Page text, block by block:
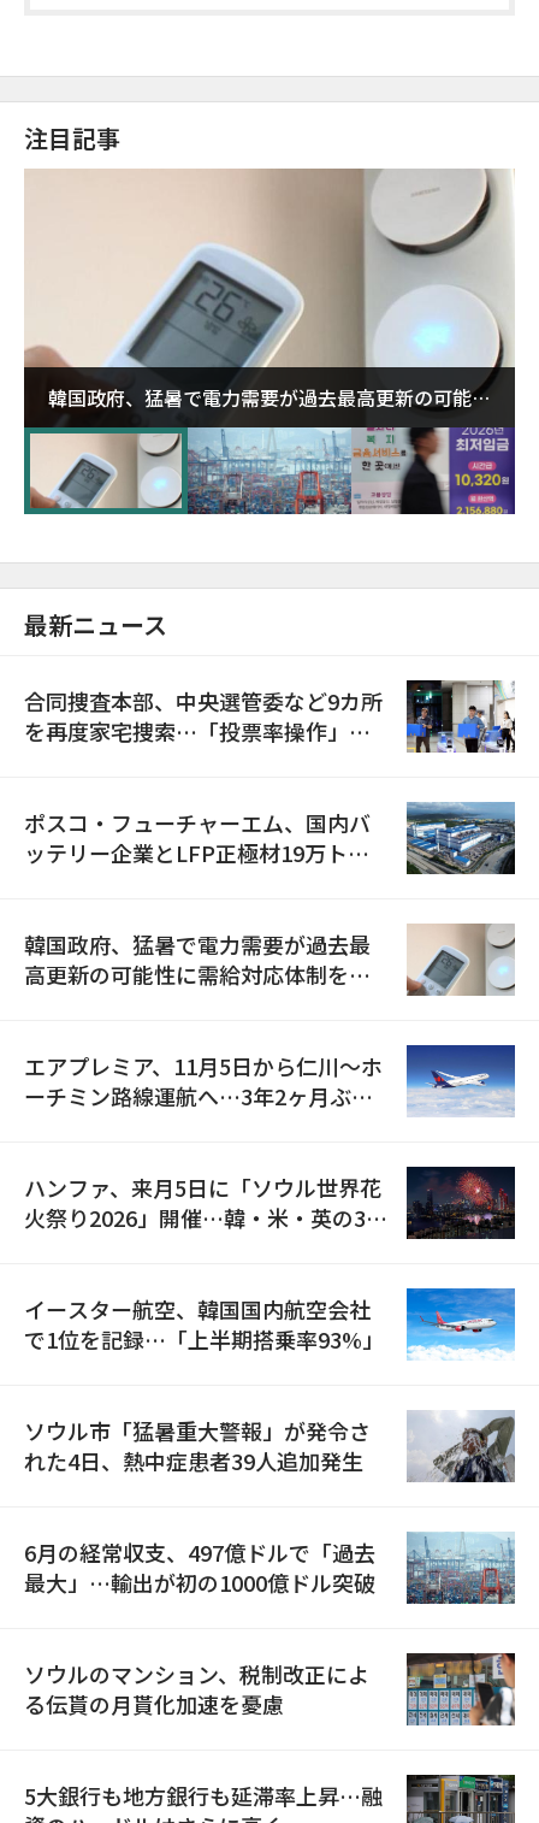
注目記事
韓国政府、猛暑で電力需要が過去最高更新の可能性
に需給対応体制を点検
最新ニュース
合同捜査本部、中央選管委など9カ所
を再度家宅捜索…「投票率操作」の
ポスコ・フューチャーエム、国内バ
ッテリー企業とLFP正極材19万トン
韓国政府、猛暑で電力需要が過去最
高更新の可能性に需給対応体制を点
エアプレミア、11月5日から仁川〜ホ
ーチミン路線運航へ…3年2ヶ月ぶり
ハンファ、来月5日に「ソウル世界花
火祭り2026」開催…韓・米・英の3カ
イースター航空、韓国国内航空会社
で1位を記録…「上半期搭乗率93%」
ソウル市「猛暑重大警報」が発令さ
れた4日、熱中症患者39人追加発生
6月の経常収支、497億ドルで「過去
最大」…輸出が初の1000億ドル突破
ソウルのマンション、税制改正によ
る伝貰の月貰化加速を憂慮
5大銀行も地方銀行も延滞率上昇…融